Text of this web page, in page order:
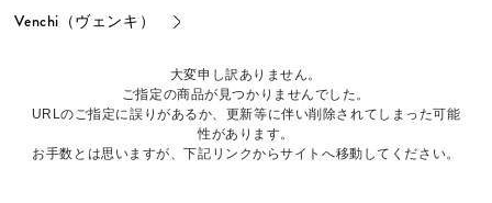
Venchi（ヴェンキ）
大変申し訳ありません。
ご指定の商品が見つかりませんでした。
URLのご指定に誤りがあるか、更新等に伴い削除されてしまった可能
性があります。
お手数とは思いますが、下記リンクからサイトへ移動してください。